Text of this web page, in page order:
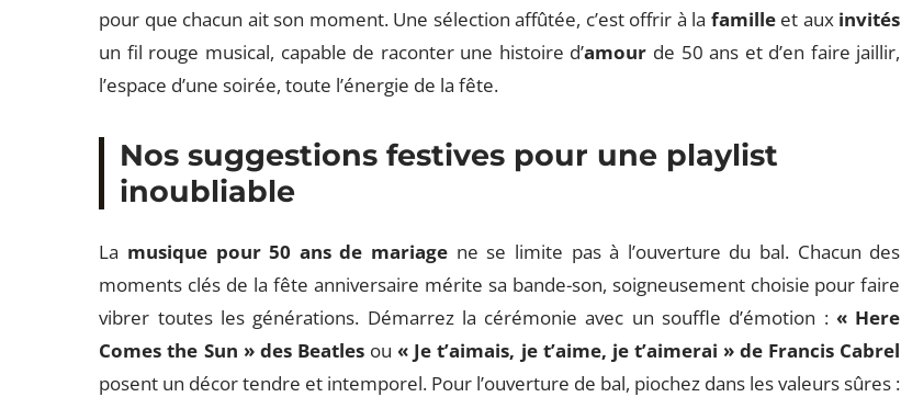
pour que chacun ait son moment. Une sélection affûtée, c’est offrir à la familleet aux invités
un fil rouge musical, capable de raconter une histoire d’amour de 50 ans et d’en faire jaillir,
l’espace d’une soirée, toute l’énergie de la fête.
Nos suggestions festives pour une playlist
inoubliable
La musique pour 50 ans de mariage ne se limite pas à l’ouverture du bal. Chacun des
moments clés de la fête anniversaire mérite sa bande-son, soigneusement choisie pour faire
vibrer toutes les générations. Démarrez la cérémonie avec un souffle d’émotion : « Here
Comes the Sun » des Beatlesou « Je t’aimais, je t’aime, je t’aimerai » de Francis Cabrel
posent un décor tendre et intemporel. Pour l’ouverture de bal, piochez dans les valeurs sûres :